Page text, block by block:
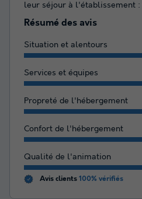
leur séjour à l'établissement :
Résumé des avis
Situation et alentours
Services et équipes
Propreté de l'hébergement
Confort de l'hébergement
Qualité de l'animation
Avis clients 100% vérifiés